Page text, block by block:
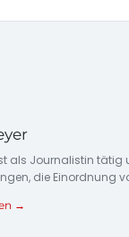
als Journalistin
die Einordnung
→